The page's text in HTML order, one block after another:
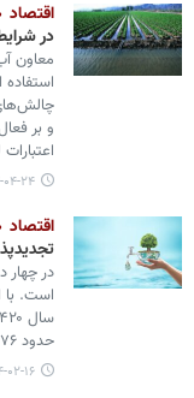
اقتصاد
در
معاون
و بر
۱۴۰۴-۰۴-
اقتصاد
در
حدود ۹۷۶ مترمکعب در سال کاهش پیدا کند.
۱۴۰۴-۰۲-